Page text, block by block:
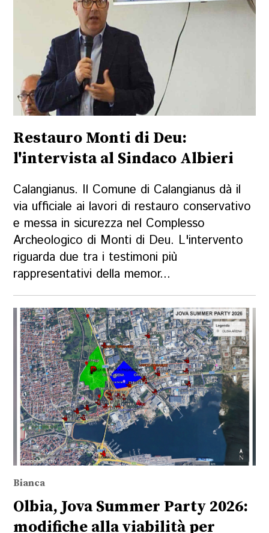
Restauro Monti di Deu:
l'intervista al Sindaco Albieri
Calangianus. Il Comune di Calangianus dà il
via ufficiale ai lavori di restauro conservativo
e messa in sicurezza nel Complesso
Archeologico di Monti di Deu. L'intervento
riguarda due tra i testimoni più
rappresentativi della memor...
Bianca
Olbia, Jova Summer Party 2026:
modifiche alla viabilità per